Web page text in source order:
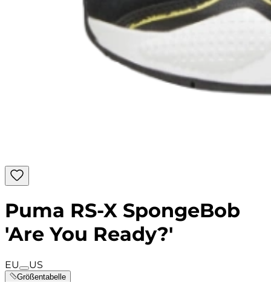
Puma RS-X SpongeBob
'Are You Ready?'
EU US
Größentabelle